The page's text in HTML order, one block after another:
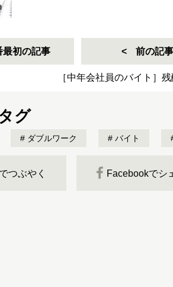
最初の記事 前の記事
［中年会社員のバイト］
グ
ダブルワーク バイト
つぶやく Facebookでシ